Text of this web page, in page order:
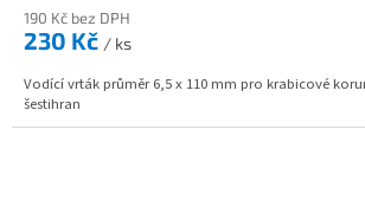
190 Kč bez DPH
230 Kč / ks
Vodící vrták průměr 6,5 x 110 mm pro krabicové
šestihran